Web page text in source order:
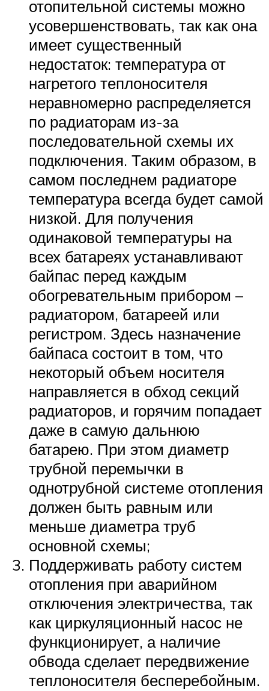
отопительной системы можно
усовершенствовать, так как она
имеет существенный
недостаток: температура от
нагретого теплоносителя
неравномерно распределяется
по радиаторам из-за
последовательной схемы их
подключения. Таким образом, в
самом последнем радиаторе
температура всегда будет самой
низкой. Для получения
одинаковой температуры на
всех батареях устанавливают
байпас перед каждым
обогревательным прибором –
радиатором, батареей или
регистром. Здесь назначение
байпаса состоит в том, что
некоторый объем носителя
направляется в обход секций
радиаторов, и горячим попадает
даже в самую дальнюю
батарею. При этом диаметр
трубной перемычки в
однотрубной системе отопления
должен быть равным или
меньше диаметра труб
основной схемы;
Поддерживать работу систем
отопления при аварийном
отключения электричества, так
как циркуляционный насос не
функционирует, а наличие
обвода сделает передвижение
теплоносителя бесперебойным.